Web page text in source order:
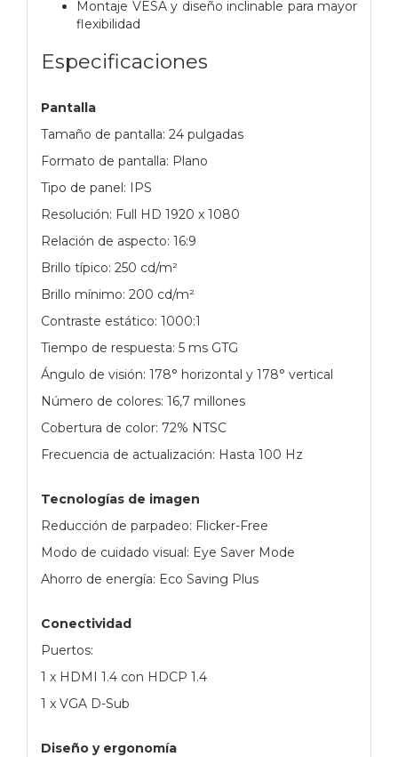
Montaje VESA y diseño inclinable para mayor
flexibilidad
Especificaciones
Pantalla
Tamaño de pantalla: 24 pulgadas
Formato de pantalla: Plano
Tipo de panel: IPS
Resolución: Full HD 1920 x 1080
Relación de aspecto: 16:9
Brillo típico: 250 cd/m²
Brillo mínimo: 200 cd/m²
Contraste estático: 1000:1
Tiempo de respuesta: 5 ms GTG
Ángulo de visión: 178° horizontal y 178° vertical
Número de colores: 16,7 millones
Cobertura de color: 72% NTSC
Frecuencia de actualización: Hasta 100 Hz
Tecnologías de imagen
Reducción de parpadeo: Flicker-Free
Modo de cuidado visual: Eye Saver Mode
Ahorro de energía: Eco Saving Plus
Conectividad
Puertos:
1 x HDMI 1.4 con HDCP 1.4
1 x VGA D-Sub
Diseño y ergonomía